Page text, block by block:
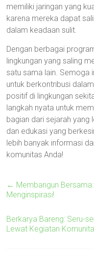
memiliki jaringan yang
karena mereka dapat
dalam keadaan sulit.
Dengan berbagai
lingkungan yang saling
satu sama lain. Semoga
untuk berkontribusi
positif di lingkungan
langkah nyata untuk
bagian dari sejarah yang
dan edukasi yang
lebih banyak informasi
komunitas Anda!
← Membangun
Menginspirasi!
Berkarya Bareng: Seru-
Lewat Kegiatan